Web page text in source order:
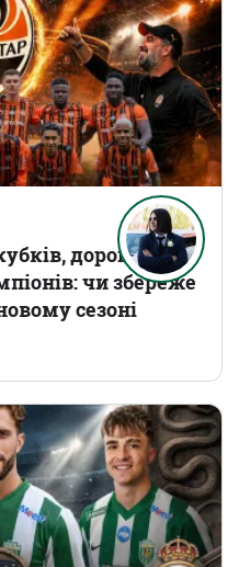
дорогі
чи збереже
сезоні